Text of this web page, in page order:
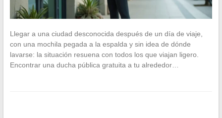
Llegar a una ciudad desconocida después de un día de viaje,
con una mochila pegada a la espalda y sin idea de dónde
lavarse: la situación resuena con todos los que viajan ligero.
Encontrar una ducha pública gratuita a tu alrededor…